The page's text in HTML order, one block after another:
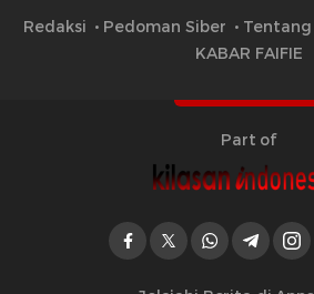
Redaksi Pedoman Siber
KABAR FAIFIE
Part of